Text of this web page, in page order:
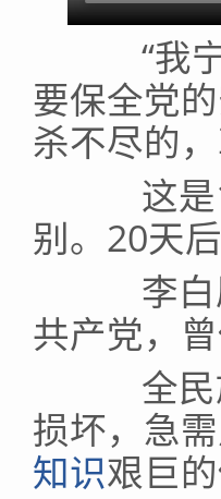
“我
要保全党
杀不尽的
这是
别。20天
李白
共产党，
全民
损坏，急
知识艰巨